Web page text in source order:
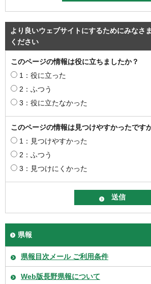
より良いウェブサイトにするためにみなさ
ください
このページの情報は役に立ちましたか？
1：役に立った
2：ふつう
3：役に立たなかった
このページの情報は見つけやすかったです
1：見つけやすかった
2：ふつう
3：見つけにくかった
県報
県報目次メール ご利用条件
Web版長野県報について